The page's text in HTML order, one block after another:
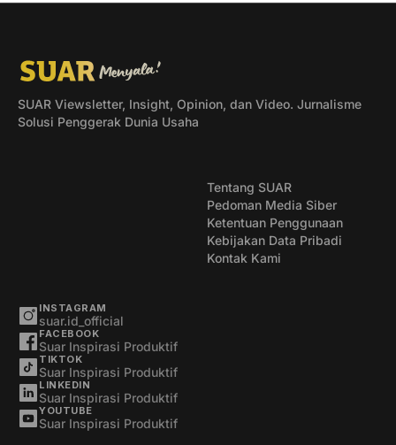
SUAR Viewsletter, Insight, Opinion, dan Video. Jurnalisme
Solusi Penggerak Dunia Usaha
Tentang SUAR
Pedoman Media Siber
Ketentuan Penggunaan
Kebijakan Data Pribadi
Kontak Kami
INSTAGRAM
suar.id_official
FACEBOOK
Suar Inspirasi Produktif
TIKTOK
Suar Inspirasi Produktif
LINKEDIN
Suar Inspirasi Produktif
YOUTUBE
Suar Inspirasi Produktif